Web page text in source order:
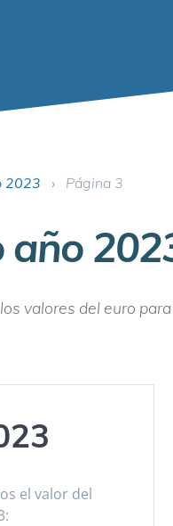
2023 › Página 3
año
valores del euro
el valor del